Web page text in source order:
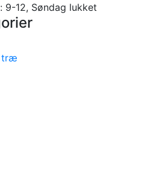
9-12, Søndag lukket
træ